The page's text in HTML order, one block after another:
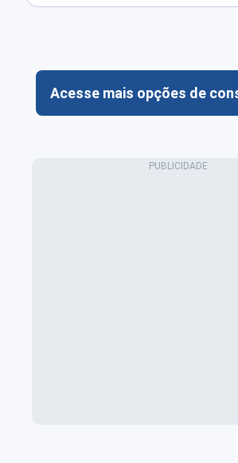
Acesse mais opções de